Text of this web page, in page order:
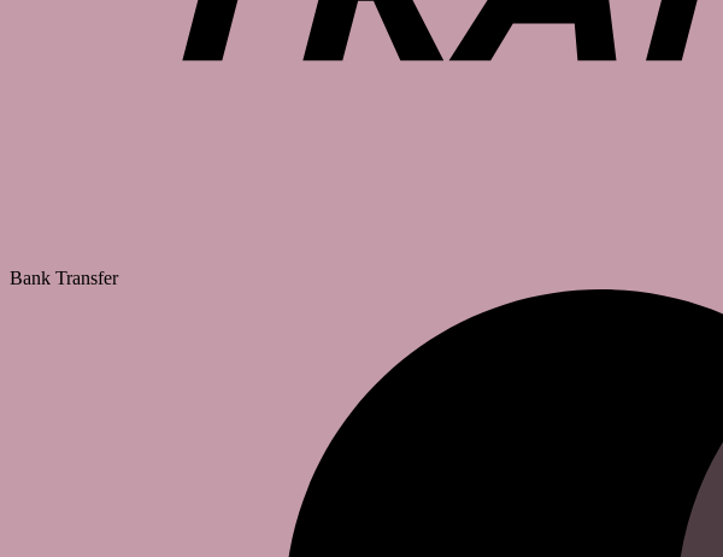
Bank Transfer